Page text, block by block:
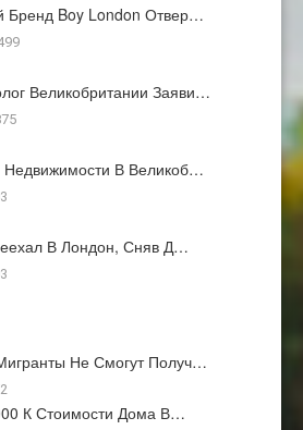
Бренд Boy London Отвер…
Великобритании Заяви…
Недвижимости В Великоб…
В Лондон, Сняв Д…
Не Смогут Получ…
К Стоимости Дома В…